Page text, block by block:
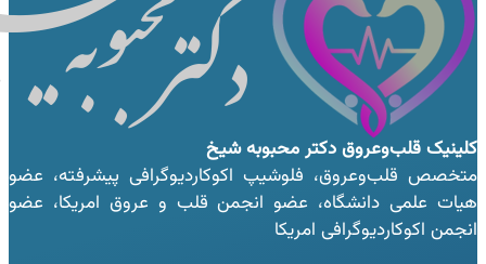
کلینیک قلب‌وعروقدکتر محبوبه شیخ
متخصص قلب‌وعروق، فلوشیپ اکوکاردیوگرافی پیشرفته، عضو
هیات علمی دانشگاه، عضو انجمن قلب و عروق امریکا، عضو
انجمن اکوکاردیوگرافی امریکا